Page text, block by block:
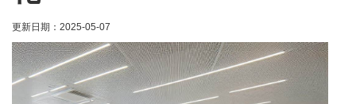
更新日期： 2025-05-07